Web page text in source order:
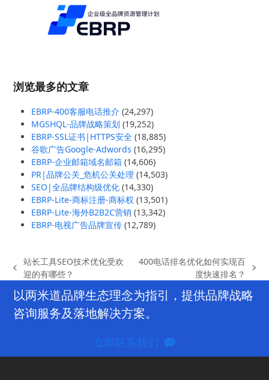
浏览最多的文章
EBRP-400客服电话推介 (24,297)
MGSHQL-品牌战略策划 (19,252)
EBRP-SSL证书|HTTPS安全 (18,885)
谷歌广告Google-Adwords (16,295)
EBRP-企业邮箱域名邮箱 (14,606)
PR|品牌公关_危机公关处理 (14,503)
SEO|全品牌结构级优化 (14,330)
EBRP-Lite-商标注册-商标权 (13,501)
EBRP-Lite-海外B2B2C营销 (13,342)
EBRP-电视广告品牌宣传 (12,789)
previous
站长工具SEO技术优化受欢
迎的有哪些？
400电话排名优化如何实现百
度快速排名？
以两米道品牌生态理念为指引，提供品牌战略
咨询服务及落地解决方案。
立即联系我们